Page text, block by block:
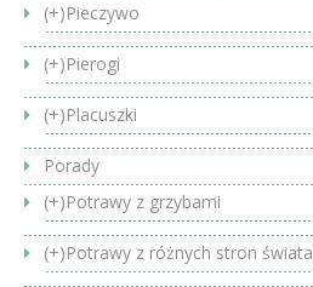
(+)Pieczywo
(+)Pierogi
(+)Placuszki
Porady
(+)Potrawy z grzybami
(+)Potrawy z różnych stron świata